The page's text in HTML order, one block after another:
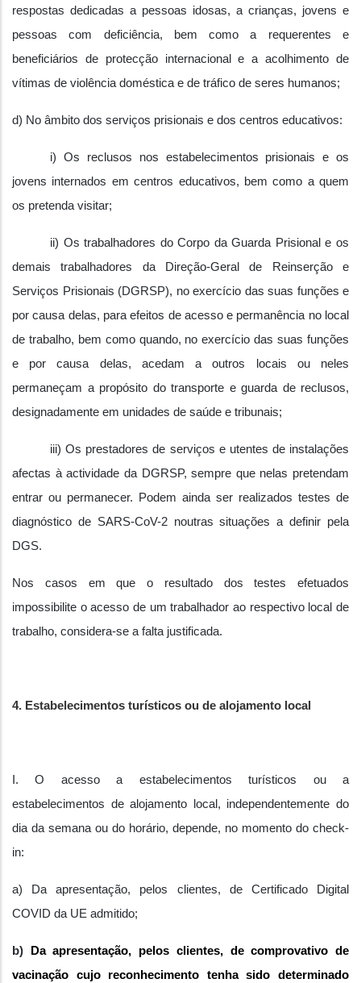
respostas dedicadas a pessoas idosas, a crianças, jovens e
pessoas com deficiência, bem como a requerentes e
beneficiários de protecção internacional e a acolhimento de
vítimas de violência doméstica e de tráfico de seres humanos;
d) No âmbito dos serviços prisionais e dos centros educativos:
i) Os reclusos nos estabelecimentos prisionais e os
jovens internados em centros educativos, bem como a quem
os pretenda visitar;
ii) Os trabalhadores do Corpo da Guarda Prisional e os
demais trabalhadores da Direção-Geral de Reinserção e
Serviços Prisionais (DGRSP), no exercício das suas funções e
por causa delas, para efeitos de acesso e permanência no local
de trabalho, bem como quando, no exercício das suas funções
e por causa delas, acedam a outros locais ou neles
permaneçam a propósito do transporte e guarda de reclusos,
designadamente em unidades de saúde e tribunais;
iii) Os prestadores de serviços e utentes de instalações
afectas à actividade da DGRSP, sempre que nelas pretendam
entrar ou permanecer. Podem ainda ser realizados testes de
diagnóstico de SARS-CoV-2 noutras situações a definir pela
DGS.
Nos casos em que o resultado dos testes efetuados
impossibilite o acesso de um trabalhador ao respectivo local de
trabalho, considera-se a falta justificada.
4. Estabelecimentos turísticos ou de alojamento local
I. O acesso a estabelecimentos turísticos ou a
estabelecimentos de alojamento local, independentemente do
dia da semana ou do horário, depende, no momento do check-
in:
a) Da apresentação, pelos clientes, de Certificado Digital
COVID da UE admitido;
b)
Da apresentação, pelos clientes, de comprovativo de
vacinação cujo reconhecimento tenha sido determinado